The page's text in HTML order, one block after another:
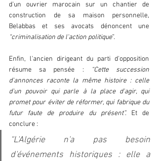
d'un ouvrier marocain sur un chantier de
construction de sa maison personnelle,
“criminalisation de l'action politique”.
Enfin, l'ancien dirigeant du parti d'opposition
résume sa pensée :
“Cette succession
d'annonces raconte la même histoire : celle
d'un pouvoir qui parle à la place d'agir, qui
promet pour éviter de réformer, qui fabrique du
futur faute de produire du présent”. Et de
conclure :
“L'Algérie n'a pas besoin
d'événements historiques : elle a